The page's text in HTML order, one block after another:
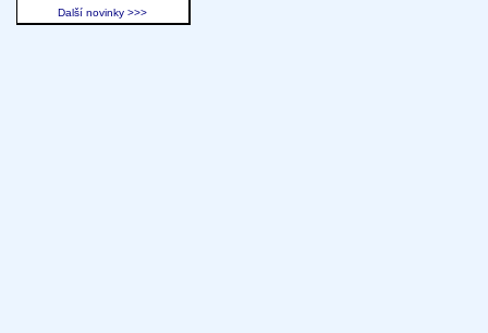
Další novinky >>>